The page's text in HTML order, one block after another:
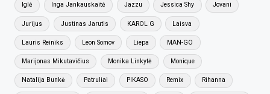
Iglė Inga Jankauskaitė Jazzu Jessica Shy Jovani
Jurijus Justinas Jarutis KAROL G Laisva
Lauris Reiniks Leon Somov Liepa MAN-GO
Marijonas Mikutavičius Monika Linkytė Monique
Natalija Bunkė Patruliai PIKASO Remix Rihanna